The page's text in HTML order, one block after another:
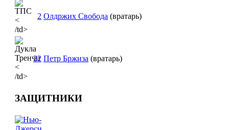
<
/td>
2 Олдржих Свобода (вратарь)
<
/td>
22 Петр Бржиза (вратарь)
ЗАЩИТНИКИ